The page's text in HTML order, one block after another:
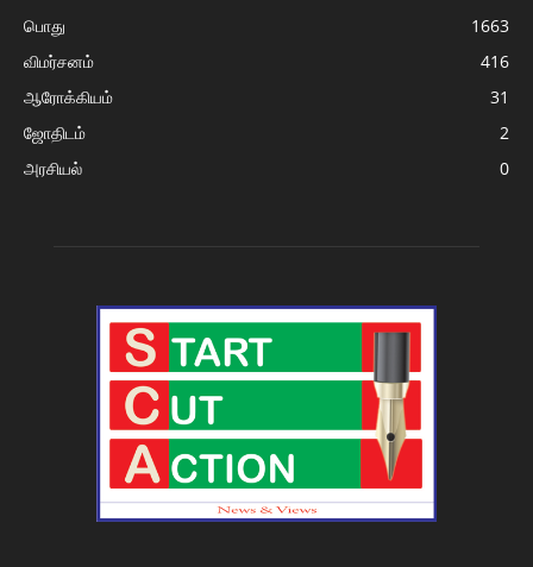
பொது
1663
விமர்சனம்
416
ஆரோக்கியம்
31
ஜோதிடம்
2
அரசியல்
0